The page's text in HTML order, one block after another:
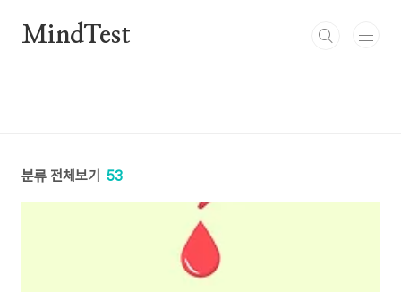
MindTest
분류 전체보기 53